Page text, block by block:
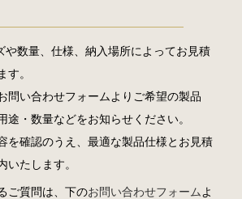
や数量、仕様、納入場所によってお見積
す。
問い合わせフォームよりご希望の製品
途・数量などをお知らせください。
を確認のうえ、最適な製品仕様とお見積
いたします。
ご質問は、下のお問い合わせフォーム よ